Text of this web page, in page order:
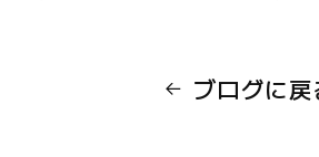
ブログに戻